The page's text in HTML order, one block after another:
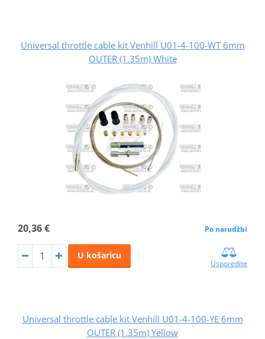
Universal throttle cable kit Venhill U01-4-100-WT 6mm
OUTER (1.35m) White
20,36 € Po narudžbi
U košaricu
Usporedite
Universal throttle cable kit Venhill U01-4-100-YE 6mm
OUTER (1.35m) Yellow